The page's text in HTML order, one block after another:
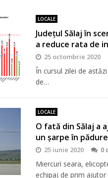
LOCALE
Județul Sălaj în
a reduce rata de
25 octombrie 2020
În cursul zilei de
de…
LOCALE
O fată din Sălaj a
un șarpe în pădure
25 iunie 2020 0
Miercuri seara,
echipaj de prim